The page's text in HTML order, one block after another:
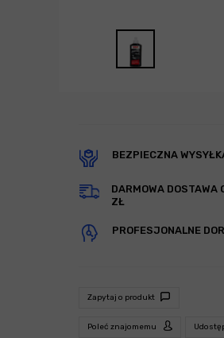
BEZPIECZNA
DARMOWA DOSTAWA
ZŁ
PROFESJONALNE
Zapytaj o produkt
Poleć znajomemu